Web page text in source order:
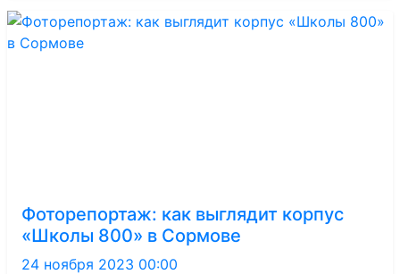
Фоторепортаж: как выглядит корпус
«Школы 800» в Сормове
24 ноября 2023 00:00